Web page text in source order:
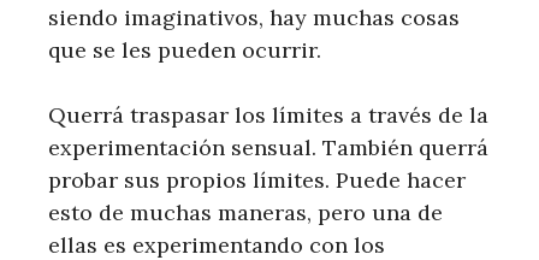
siendo imaginativos, hay muchas cosas
que se les pueden ocurrir.
Querrá traspasar los límites a través de la
experimentación sensual. También querrá
probar sus propios límites. Puede hacer
esto de muchas maneras, pero una de
ellas es experimentando con los